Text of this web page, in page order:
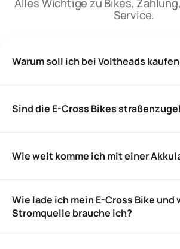
Service.
Warum soll ich bei Voltheads
Sind die E-Cross Bikes
Wie weit komme ich mit einer
Wie lade ich mein E-Cross Bike und
Stromquelle brauche ich?